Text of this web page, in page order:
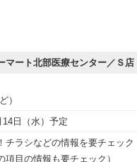
マート北部医療センター／Ｓ店
）
14日（水）予定
チラシなどの情報を要チェック
項目の情報も要チェック）